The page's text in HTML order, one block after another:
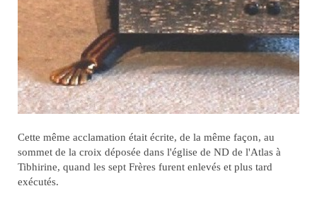
Cette même acclamation était écrite, de la même façon, au
sommet de la croix déposée dans l'église de ND de l'Atlas à
Tibhirine, quand les sept Frères furent enlevés et plus tard
exécutés.